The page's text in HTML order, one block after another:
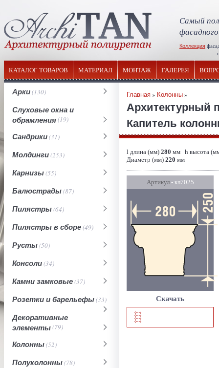
Самый
Коллекция
КАТАЛОГ ТОВАРОВ МАТЕРИАЛ МОНТАЖ ГАЛЕРЕЯ
Арки(130)
Слуховые окна и
обрамления(19)
Сандрики(31)
Молдинги(253)
Карнизы(55)
Балюстрады(87)
Пилястры(64)
Пилястры в сборе(49)
Русты(50)
Консоли(34)
Камни замковые(37)
Розетки и барельефы(33)
Декоративные
элементы(79)
Колонны(52)
Полуколонны(78)
Главная» Колонны»
Архитектурный
Капитель
l длина (мм) 280 мм h высота
Диаметр (мм) 220 мм
Артикул- кл7025
Скачать